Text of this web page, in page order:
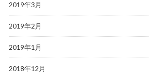
2019年3月
2019年2月
2019年1月
2018年12月